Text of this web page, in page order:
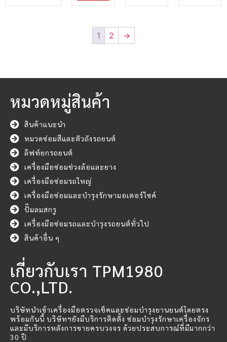
1 2 →
หมวดหมู่สินค้า
สินค้าแนะนำ
หมวดซ่อมสีและตัวถังรถยนต์
ลิฟท์ยกรถยนต์
เครื่องมือซ่อมช่วงล้อและยาง
เครื่องมือซ่อมรถใหญ่
เครื่องมือซ่อมและบำรุงรักษามอเตอร์ไซค์
ปั๊มลมสกรู
เครื่องมือซ่อมรถและบำรุงรถยนต์ทั่วไป
สินค้าอื่น ๆ
เกี่ยวกับเรา TPM1980
CO.,LTD.
บริษัทนำเข้าเครื่องมือตรวจเช็คและซ่อมบำรุงยานยนต์โดยตรง
พร้อมกันนี้ บริษัทฯยังมีบริการติดตั้ง ซ่อมบำรุงรักษาเครื่องจักร
และมีบริการหลังการขายครบวงจร ด้วยประสบการณ์ที่มีมากกว่า
30 ปี